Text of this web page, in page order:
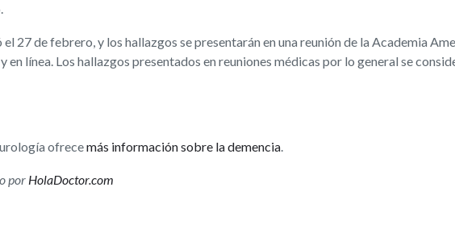
27 de febrero, y los hallazgos se presentarán en una reunión de la Academia
en línea. Los hallazgos presentados en reuniones médicas por lo general se
ofrecemás información sobre la demencia.
por HolaDoctor.com